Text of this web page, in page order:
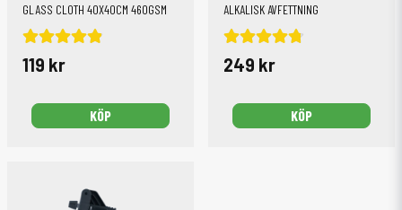
GLASS CLOTH 40X40CM 460GSM
119 kr
KÖP
ALKALISK AVFETTNING
249 kr
KÖP